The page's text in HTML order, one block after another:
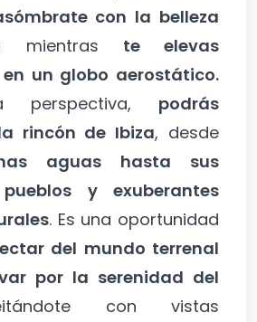
con la belleza
mientras te elevas
un globo aerostático.
perspectiva, podrás
rincón de Ibiza, desde
aguas hasta sus
y exuberantes
. Es una oportunidad
del mundo terrenal
por la serenidad del
con vistas